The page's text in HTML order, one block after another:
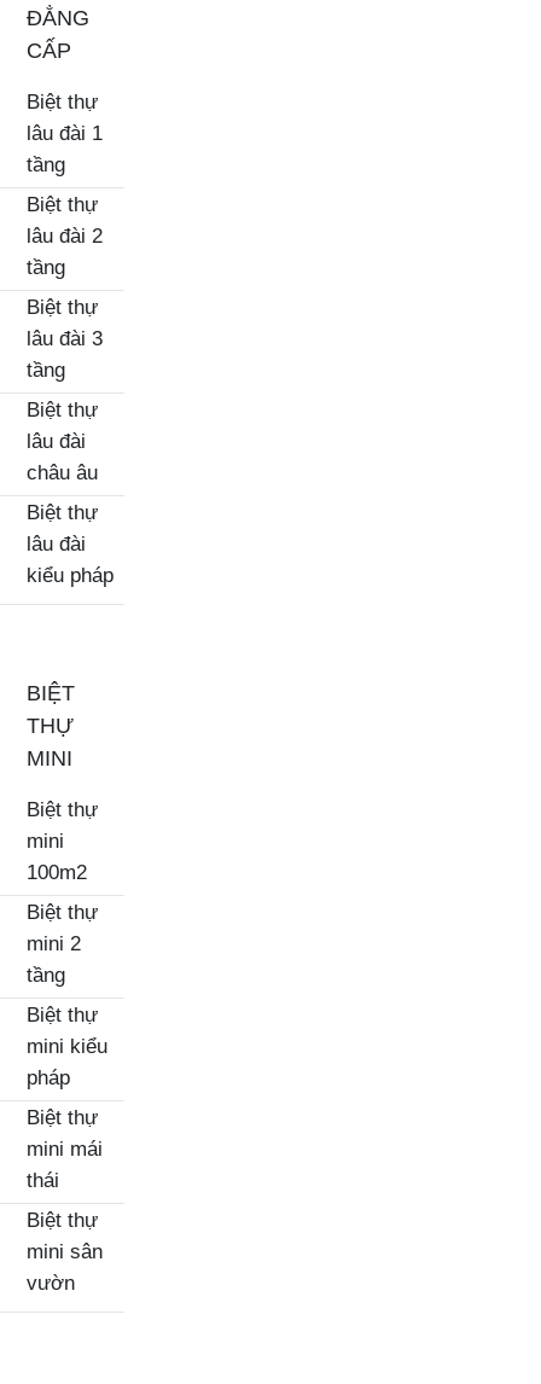
ĐẲNG
CẤP
Biệt thự
lâu đài 1
tầng
Biệt thự
lâu đài 2
tầng
Biệt thự
lâu đài 3
tầng
Biệt thự
lâu đài
châu âu
Biệt thự
lâu đài
kiểu pháp
BIỆT
THỰ
MINI
Biệt thự
mini
100m2
Biệt thự
mini 2
tầng
Biệt thự
mini kiểu
pháp
Biệt thự
mini mái
thái
Biệt thự
mini sân
vườn